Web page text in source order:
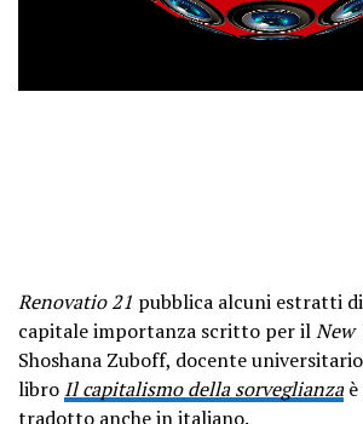
Renovatio 21 pubblica alcuni estratti
capitale importanza scritto per ilNew
Shoshana Zuboff, docente
libro Il capitalismo della sorveglianza
tradotto anche in italiano.